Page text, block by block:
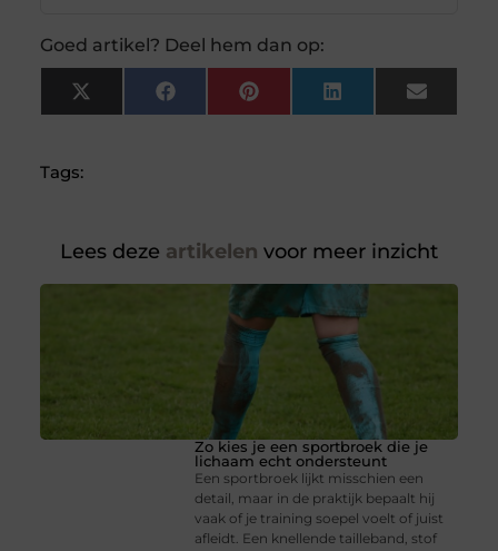
Goed artikel? Deel hem dan op:
X
(Twitter)
FacebookPinterest LinkedIn Email
Tags:
Lees deze artikelen voor meer inzicht
Zo kies je een sportbroek die je
lichaam echt ondersteunt
Een sportbroek lijkt misschien een
detail, maar in de praktijk bepaalt hij
vaak of je training soepel voelt of juist
afleidt. Een knellende tailleband, stof